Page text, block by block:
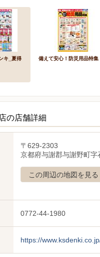
キ_夏得
備えて安心！防災用品特集
の店舗詳細
〒629-2303
京都府与謝郡与謝野町字
この周辺の地図を見る
0772-44-1980
https://